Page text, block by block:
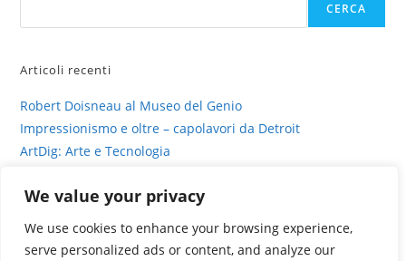
We value your privacy
We use cookies to enhance your browsing experience,
serve personalized ads or content, and analyze our
CERCA
Articoli recenti
Robert Doisneau al Museo del Genio
Impressionismo e oltre – capolavori da Detroit
ArtDig: Arte e Tecnologia
La fotografia viva di Valentina Murabito